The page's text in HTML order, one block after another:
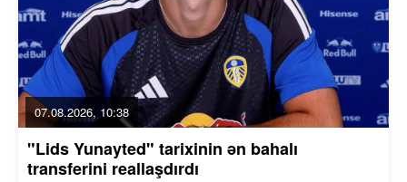
07.08.2026, 10:38
"Lids Yunayted" tarixinin ən bahalı
transferini reallaşdırdı